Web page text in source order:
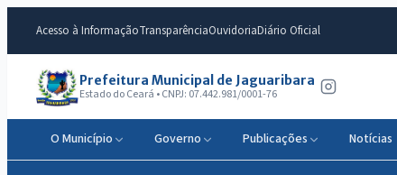
Acesso à InformaçãoTransparênciaOuvidoriaDiário Oficial
Prefeitura Municipal de Jaguaribara
Estado do Ceará • CNPJ: 07.442.981/0001-76
O Município Governo Publicações Notícias